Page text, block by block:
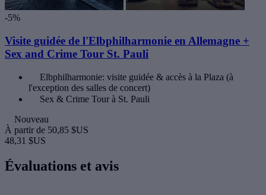
-5%
Visite guidée de l'Elbphilharmonie en Allemagne +
Sex and Crime Tour St. Pauli
Elbphilharmonie: visite guidée & accès à la Plaza (à
l'exception des salles de concert)
Sex & Crime Tour à St. Pauli
Nouveau
À partir de 50,85 $US
48,31 $US
Évaluations et avis